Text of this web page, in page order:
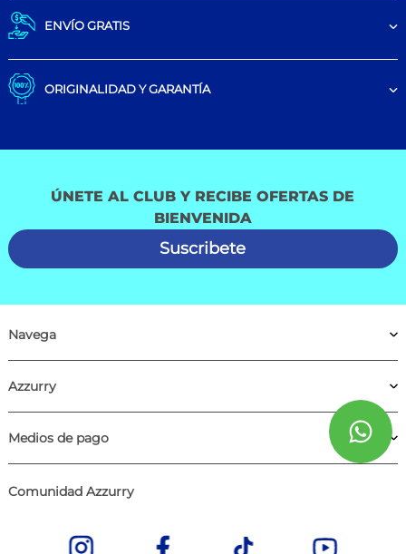
ENVÍO GRATIS
ORIGINALIDAD Y GARANTÍA
ÚNETE AL CLUB Y RECIBE OFERTAS DE
BIENVENIDA
Suscribete
Navega
Azzurry
Medios de pago
Comunidad Azzurry